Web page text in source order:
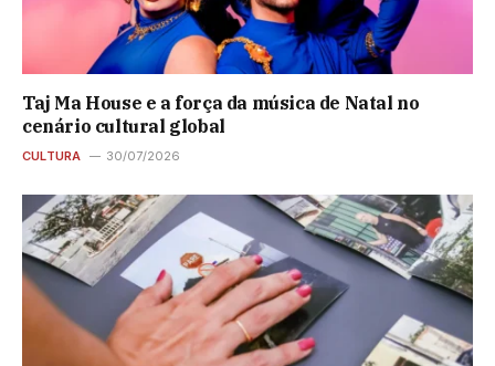
Taj Ma House e a força da música de Natal no
cenário cultural global
CULTURA 30/07/2026